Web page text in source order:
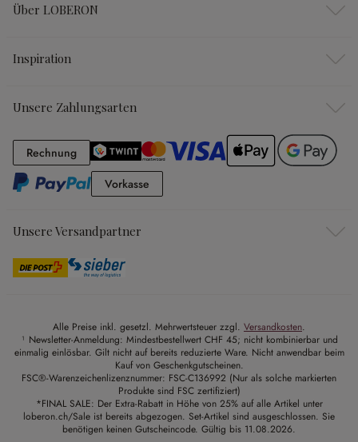
Über LOBERON
Inspiration
Unsere Zahlungsarten
RechnungRechnung
Vorkasse
Unsere Versandpartner
Alle Preise inkl. gesetzl. Mehrwertsteuer zzgl. Versandkosten.
¹ Newsletter-Anmeldung: Mindestbestellwert CHF 45; nicht kombinierbar und
einmalig einlösbar. Gilt nicht auf bereits reduzierte Ware. Nicht anwendbar beim
Kauf von Geschenkgutscheinen.
FSC®-Warenzeichenlizenznummer: FSC-C136992 (Nur als solche markierten
Produkte sind FSC zertifiziert)
*FINAL SALE: Der Extra-Rabatt in Höhe von 25% auf alle Artikel unter
loberon.ch/Sale ist bereits abgezogen. Set-Artikel sind ausgeschlossen. Sie
benötigen keinen Gutscheincode. Gültig bis 11.08.2026.